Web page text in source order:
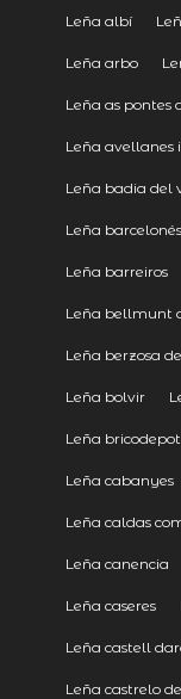
Leña albí
Leña arbo
Leña as pontes
Leña avellanes
Leña badia del
Leña barcelonés
Leña barreiros
Leña bellmunt
Leña berzosa
Leña bolvir
Leña bricodepot
Leña cabanyes
Leña caldas
Leña canencia
Leña caseres
Leña castell
Leña castrelo